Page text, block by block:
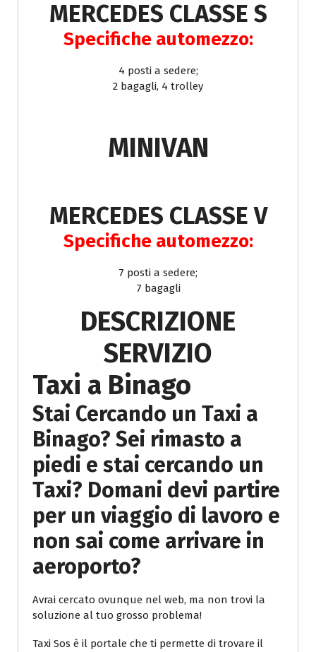
MERCEDES CLASSE S
Specifiche automezzo:
4 posti a sedere;
2 bagagli, 4 trolley
MINIVAN
MERCEDES CLASSE V
Specifiche automezzo:
7 posti a sedere;
7 bagagli
DESCRIZIONE
SERVIZIO
Taxi a Binago
Stai Cercando un Taxi a
Binago? Sei rimasto a
piedi e stai cercando un
Taxi? Domani devi partire
per un viaggio di lavoro e
non sai come arrivare in
aeroporto?
Avrai cercato ovunque nel web, ma non trovi la
soluzione al tuo grosso problema!
Taxi Sos è il portale che ti permette di trovare il